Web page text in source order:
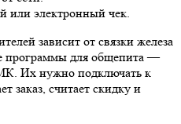
или электронный чек.
зависит от связки железа
программы для общепита —
Их нужно подключать к
заказ, считает скидку и